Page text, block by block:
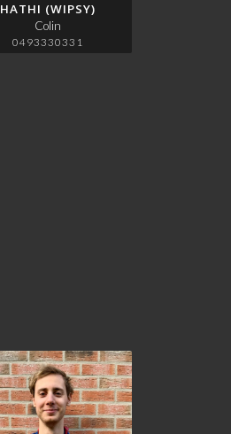
HATHI (WIPSY)
Colin
0493330331